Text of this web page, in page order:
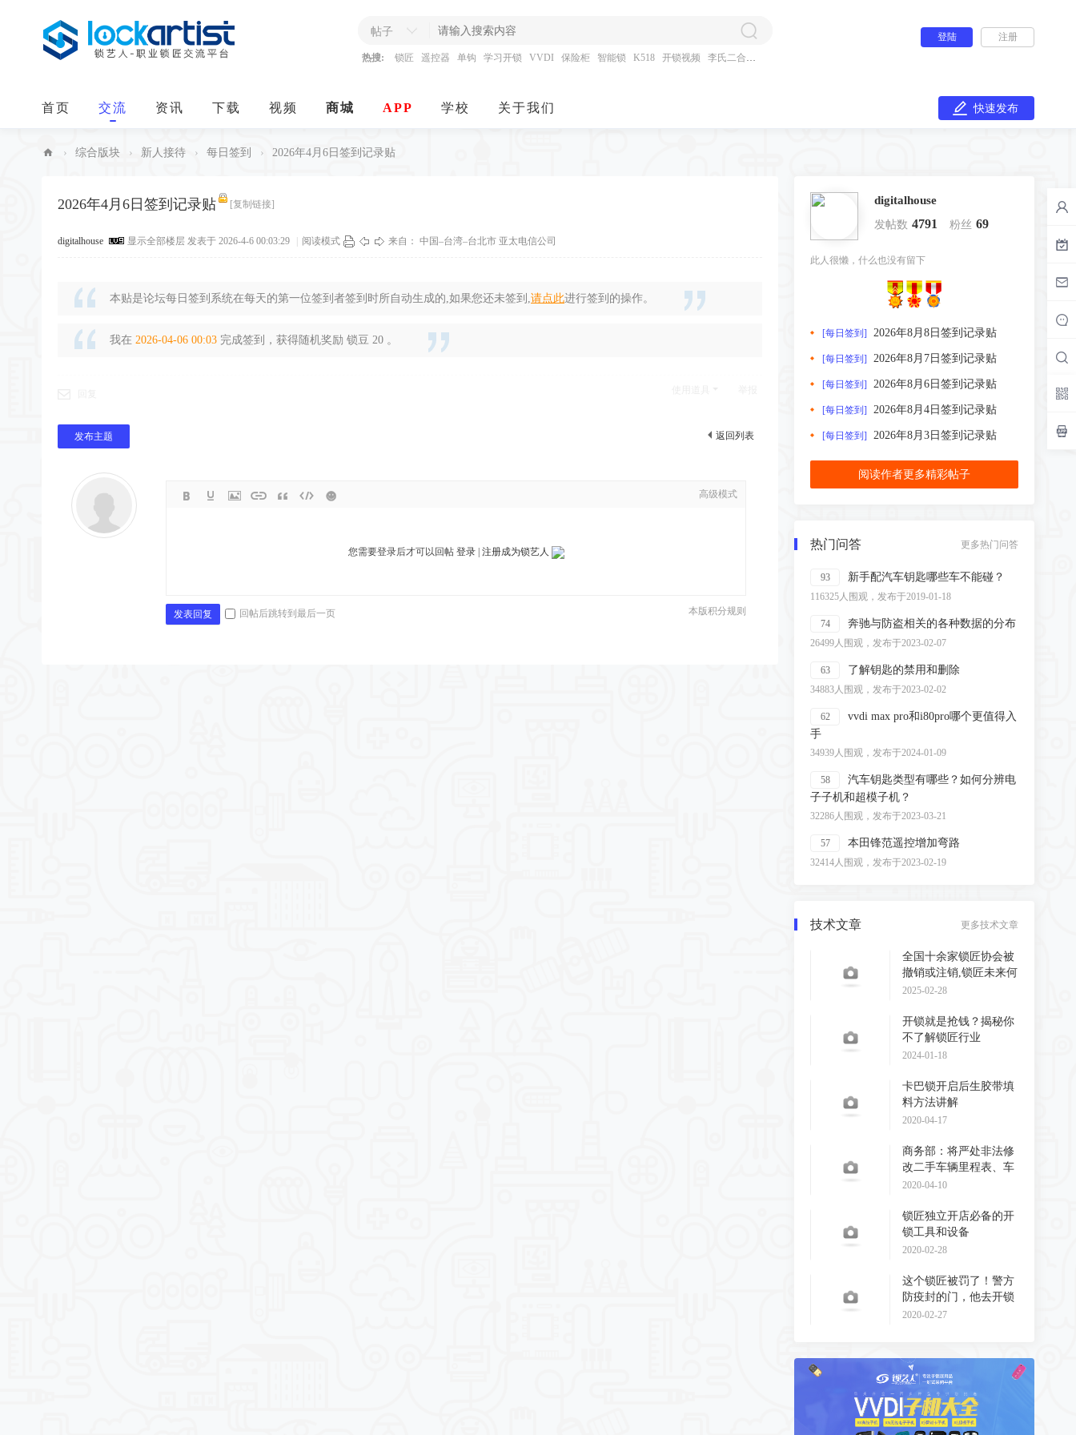
帖子
热搜: 锁匠 遥控器 单钩 学习开锁 VVDI 保险柜 智能锁 K518 开锁视频 李氏二合一
登陆 注册
首页 交流 资讯 下载 视频 商城 APP 学校 关于我们 快速发布
› 综合版块 › 新人接待 › 每日签到 › 2026年4月6日签到记录贴
digitalhouse
发帖数 4791 粉丝 69
此人很懒，什么也没有留下
[每日签到] 2026年8月8日签到记录贴
[每日签到] 2026年8月7日签到记录贴
[每日签到] 2026年8月6日签到记录贴
[每日签到] 2026年8月4日签到记录贴
[每日签到] 2026年8月3日签到记录贴
阅读作者更多精彩帖子
热门问答 更多热门问答
93 新手配汽车钥匙哪些车不能碰？
116325人围观，发布于2019-01-18
74 奔驰与防盗相关的各种数据的分布
26499人围观，发布于2023-02-07
63 了解钥匙的禁用和删除
34883人围观，发布于2023-02-02
62
vvdi max pro和i80pro哪个更值得入
手
34939人围观，发布于2024-01-09
58
汽车钥匙类型有哪些？如何分辨电
子子机和超模子机？
32286人围观，发布于2023-03-21
57 本田锋范遥控增加弯路
32414人围观，发布于2023-02-19
技术文章 更多技术文章
全国十余家锁匠协会被
撤销或注销,锁匠未来何
去何从?
2025-02-28
开锁就是抢钱？揭秘你
不了解锁匠行业
2024-01-18
卡巴锁开启后生胶带填
料方法讲解
2020-04-17
商务部：将严处非法修
改二手车辆里程表、车
辆识别代码和发动
2020-04-10
锁匠独立开店必备的开
锁工具和设备
2020-02-28
这个锁匠被罚了！警方
防疫封的门，他去开锁
了！
2020-02-27
2026年4月6日签到记录贴 [复制链接]
digitalhouse 显示全部楼层 发表于 2026-4-6 00:03:29 阅读模式 来自： 中国–台湾–台北市 亚太电信公司
本贴是论坛每日签到系统在每天的第一位签到者签到时所自动生成的,如果您还未签到,请点此进行签到的操作。
我在 2026-04-06 00:03 完成签到，获得随机奖励 锁豆 20 。
发布主题 返回列表
高级模式
您需要登录后才可以回帖 登录| 注册成为锁艺人
本版积分规则
发表回复 回帖后跳转到最后一页